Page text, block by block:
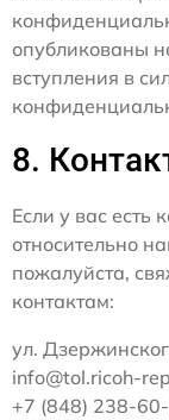
опубликованы
вступления в
8.
Если у вас есть
относительно
пожалуйста,
контактам:
ул.
info@tol.ricoh-
+7 (848) 238-